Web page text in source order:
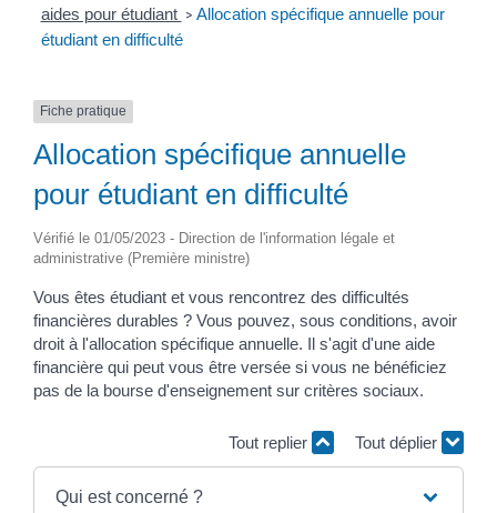
aides pour étudiant > Allocation spécifique annuelle pour
étudiant en difficulté
Fiche pratique
Allocation spécifique annuelle
pour étudiant en difficulté
Vérifié le 01/05/2023 - Direction de l'information légale et
administrative (Première ministre)
Vous êtes étudiant et vous rencontrez des difficultés
financières durables ? Vous pouvez, sous conditions, avoir
droit à l'allocation spécifique annuelle. Il s'agit d'une aide
financière qui peut vous être versée si vous ne bénéficiez
pas de la bourse d'enseignement sur critères sociaux.
Tout replier Tout déplier
Qui est concerné ?